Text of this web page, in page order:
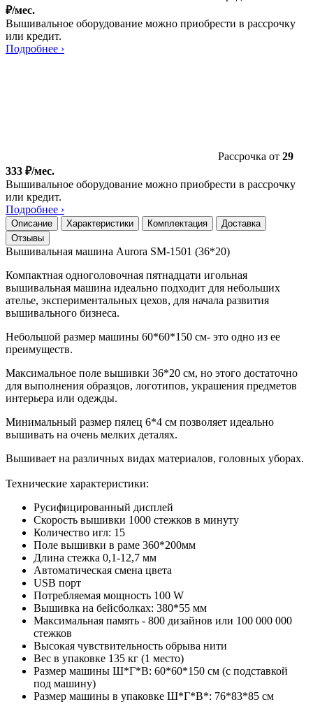
₽/мес.
Вышивальное оборудование можно приобрести в рассрочку
или кредит.
Подробнее ›
Рассрочка от 29
333 ₽/мес.
Вышивальное оборудование можно приобрести в рассрочку
или кредит.
Подробнее ›
Описание Характеристики Комплектация
Доставка
Отзывы
Вышивальная машина Aurora SM-1501 (36*20)
Компактная одноголовочная пятнадцати игольная
вышивальная машина идеально подходит для небольших
ателье, экспериментальных цехов, для начала развития
вышивального бизнеса.
Небольшой размер машины 60*60*150 см- это одно из ее
преимуществ.
Максимальное поле вышивки 36*20 см, но этого достаточно
для выполнения образцов, логотипов, украшения предметов
интерьера или одежды.
Минимальный размер пялец 6*4 см позволяет идеально
вышивать на очень мелких деталях.
Вышивает на различных видах материалов, головных уборах.
Технические характеристики:
Русифицированный дисплей
Скорость вышивки 1000 стежков в минуту
Количество игл: 15
Поле вышивки в раме 360*200мм
Длина стежка 0,1-12,7 мм
Автоматическая смена цвета
USB порт
Потребляемая мощность 100 W
Вышивка на бейсболках: 380*55 мм
Максимальная память - 800 дизайнов или 100 000 000
стежков
Высокая чувствительность обрыва нити
Вес в упаковке 135 кг (1 место)
Размер машины Ш*Г*В: 60*60*150 см (с подставкой
под машину)
Размер машины в упаковке Ш*Г*В*: 76*83*85 см